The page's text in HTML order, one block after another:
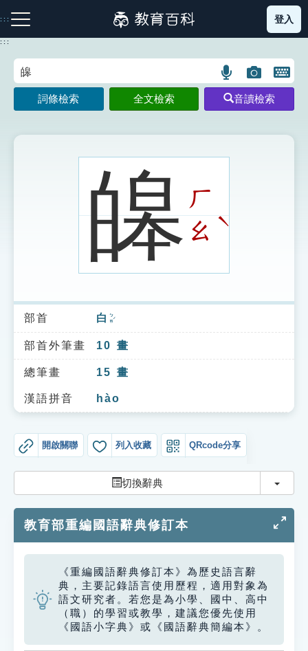
到
主
:::
注音索引圖示 筆畫索引圖示 部首索引表圖示
索引選單
知識索引
單字索引
生命大百科索引
遊戲專區
教學應用
貓頭鷹博士
登入
:::
語
言
搜
示
圖
片
搜
開
鍵
圖
詞條檢索 全文檢索 音讀檢索
皞ㄏ
ㄠˋ
部首 白 ㄅㄞˊ
部首外筆畫 10 畫
總筆畫 15 畫
漢語拼音 hào
開啟關聯 列入收藏 QRcode分享
切換辭典 切換
教育部重編國語辭典修訂本
《重編國語辭典修訂本》為歷史語言辭
典，主要記錄語言使用歷程，適用對象為
語文研究者。若您是為小學、國中、高中
（職）的學習或教學，建議您優先使用
《國語小字典》或《國語辭典簡編本》。